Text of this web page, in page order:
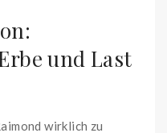
und Last
wirklich zu